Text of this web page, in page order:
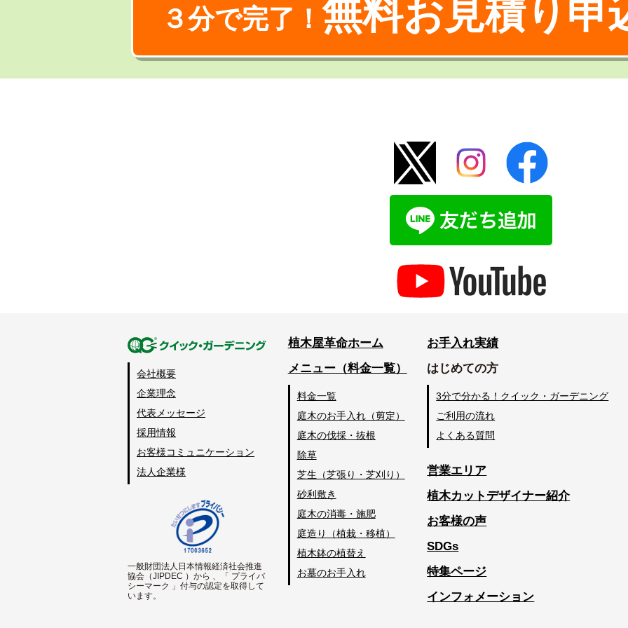
３分で完了！ 無料お見積り申
会社概要
企業理念
代表メッセージ
採用情報
お客様コミュニケーション
法人企業様
一般財団法人日本情報経済社会推進
協会（JIPDEC ）から 、「 プライバ
シーマーク 」付与の認定を取得して
います。
植木屋革命ホーム
メニュー（料金一覧）
料金一覧
庭木のお手入れ（剪定）
庭木の伐採・抜根
除草
芝生（芝張り・芝刈り）
砂利敷き
庭木の消毒・施肥
庭造り（植栽・移植）
植木鉢の植替え
お墓のお手入れ
お手入れ実績
はじめての方
3分で分かる！クイック・ガーデニング
ご利用の流れ
よくある質問
営業エリア
植木カットデザイナー紹介
お客様の声
SDGs
特集ページ
インフォメーション